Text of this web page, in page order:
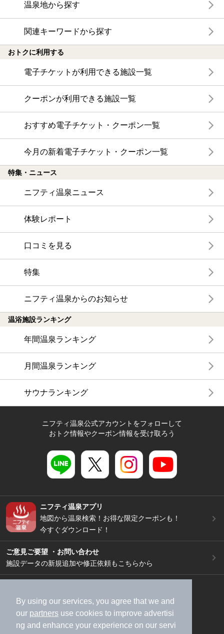
By using our services, you agree that we and
our partners use cookies to improve advertisi
ng and enhance your experience on our servi
温泉地から探す
関連キーワードから探す
おトクに利用する
電子チケットが利用できる施設一覧
クーポンが利用できる施設一覧
おすすめ電子チケット・クーポン一覧
今月の新着電子チケット・クーポン一覧
特集・ニュース
ニフティ温泉ニュース
体験レポート
口コミを見る
特集
ニフティ温泉からのお知らせ
温浴施設ランキング
年間温泉ランキング
月間温泉ランキング
サウナランキング
ニフティ温泉公式アカウントをフォローして
おトク情報やクーポン情報を受け取ろう
ニフティ温泉アプリ
地図から温泉検索！お得な限定クーポンも！
今すぐダウンロード！
ご意見ご要望 ・お問い合わせ
施設データの新規追加や修正依頼もこちらから
加盟店募集（資料請求）
広告出稿のご案内
利用規約
ライフスタイルMEMBERS+規約
特定商取引法に基づく表記
ヘルプ 採用情報